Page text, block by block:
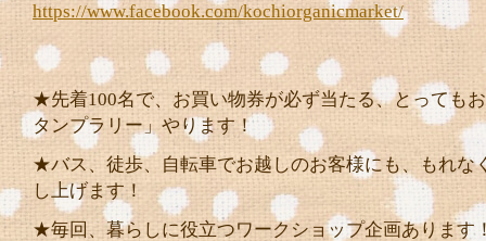
https://www.facebook.com/kochiorganicmarket/
★先着100名で、お買い物券が必ず当たる、とっても
タンプラリー」やります！
★バス、徒歩、自転車でお越しのお客様にも、もれな
し上げます！
★毎回、暮らしに役立つワークショップ企画あります